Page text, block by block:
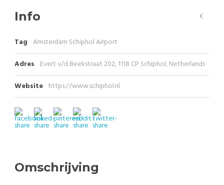
Info
Tag Amsterdam Schiphol Airport
Adres Evert v/d Beekstraat 202, 1118 CP Schiphol, Netherlands
Website https://www.schiphol.nl
Omschrijving